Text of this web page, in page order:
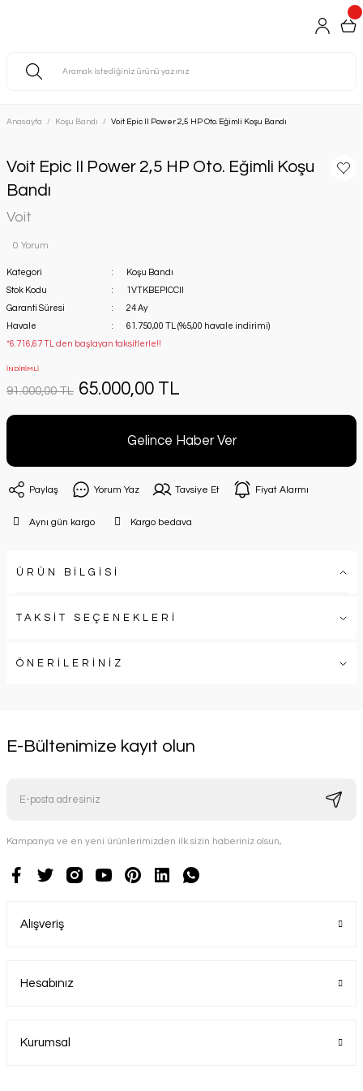
Anasayfa Koşu Bandı Voit Epic II Power 2,5 HP Oto. Eğimli Koşu Bandı
Voit Epic II Power 2,5 HP Oto. Eğimli Koşu
Bandı
Voit
0 Yorum
Kategori
Koşu Bandı
Stok Kodu
1VTKBEPICCII
Garanti Süresi
24 Ay
Havale
61.750,00 TL (%5,00 havale indirimi)
*6.716,67 TL den başlayan taksitlerle!!
İNDİRİMLİ
91.000,00 TL 65.000,00 TL
Gelince Haber Ver
Paylaş Yorum Yaz Tavsiye Et Fiyat Alarmı
Aynı gün kargo Kargo bedava
ÜRÜN BİLGİSİ
TAKSİT SEÇENEKLERİ
ÖNERİLERİNİZ
E-Bültenimize kayıt olun
Kampanya ve en yeni ürünlerimizden ilk sizin haberiniz olsun,
Alışveriş
Hesabınız
Kurumsal